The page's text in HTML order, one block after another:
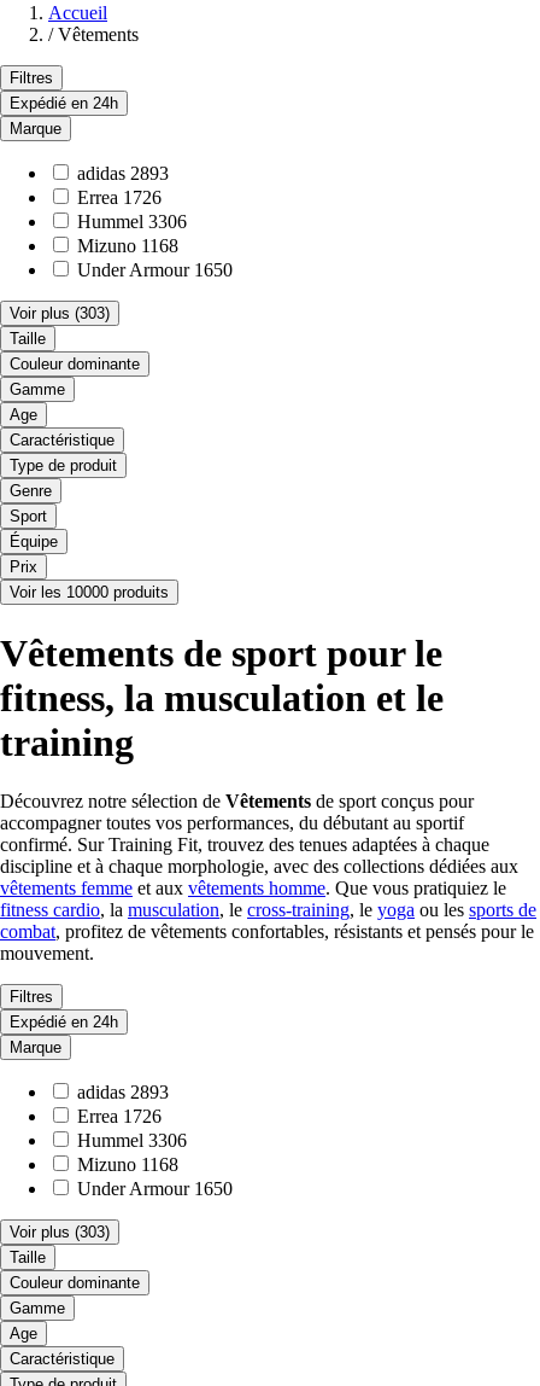
Accueil
/ Vêtements
Filtres
Expédié en 24h
Marque
adidas 2893
Errea 1726
Hummel 3306
Mizuno 1168
Under Armour 1650
Voir plus (303)
Taille
Couleur dominante
Gamme
Age
Caractéristique
Type de produit
Genre
Sport
Équipe
Prix
Voir les 10000 produits
Vêtements de sport pour le
fitness, la musculation et le
training
Découvrez notre sélection de Vêtements de sport conçus pour
accompagner toutes vos performances, du débutant au sportif
confirmé. Sur Training Fit, trouvez des tenues adaptées à chaque
discipline et à chaque morphologie, avec des collections dédiées aux
vêtements femme et aux vêtements homme. Que vous pratiquiez le
fitness cardio, la musculation, le cross-training, le yoga ou les sports de
combat, profitez de vêtements confortables, résistants et pensés pour le
mouvement.
Filtres
Expédié en 24h
Marque
adidas 2893
Errea 1726
Hummel 3306
Mizuno 1168
Under Armour 1650
Voir plus (303)
Taille
Couleur dominante
Gamme
Age
Caractéristique